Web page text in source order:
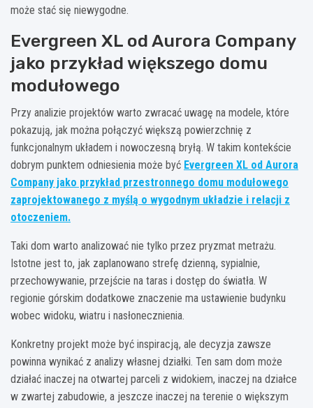
może stać się niewygodne.
Evergreen XL od Aurora Company
jako przykład większego domu
modułowego
Przy analizie projektów warto zwracać uwagę na modele, które
pokazują, jak można połączyć większą powierzchnię z
funkcjonalnym układem i nowoczesną bryłą. W takim kontekście
dobrym punktem odniesienia może być Evergreen XL od Aurora
Company jako przykład przestronnego domu modułowego
zaprojektowanego z myślą o wygodnym układzie i relacji z
otoczeniem.
Taki dom warto analizować nie tylko przez pryzmat metrażu.
Istotne jest to, jak zaplanowano strefę dzienną, sypialnie,
przechowywanie, przejście na taras i dostęp do światła. W
regionie górskim dodatkowe znaczenie ma ustawienie budynku
wobec widoku, wiatru i nasłonecznienia.
Konkretny projekt może być inspiracją, ale decyzja zawsze
powinna wynikać z analizy własnej działki. Ten sam dom może
działać inaczej na otwartej parceli z widokiem, inaczej na działce
w zwartej zabudowie, a jeszcze inaczej na terenie o większym